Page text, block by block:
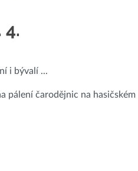
i bývalí ...
pálení čarodějnic na